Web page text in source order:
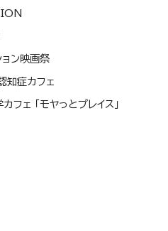
ン映画祭
知症カフェ
フェ 「モヤっとプレイス」